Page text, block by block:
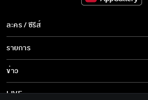
ละคร / ซีรีส์
ละคร/ซีรีส์
ซีรีส์นานาชาติ
การ์ตูน & เกม
รายการ
รายการทั้งหมด
ข่าว
ข่าวทั้งหมด
LIVE